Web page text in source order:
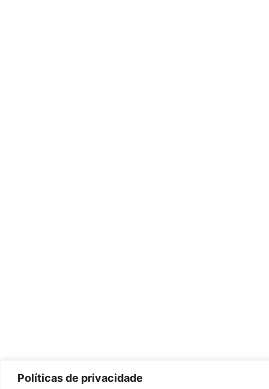
Políticas de privacidade